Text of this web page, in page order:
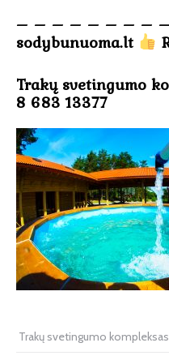
– – – – – – – –
sodybunuoma.lt
Trakų svetingumo
8 683 13377
Trakų svetingumo